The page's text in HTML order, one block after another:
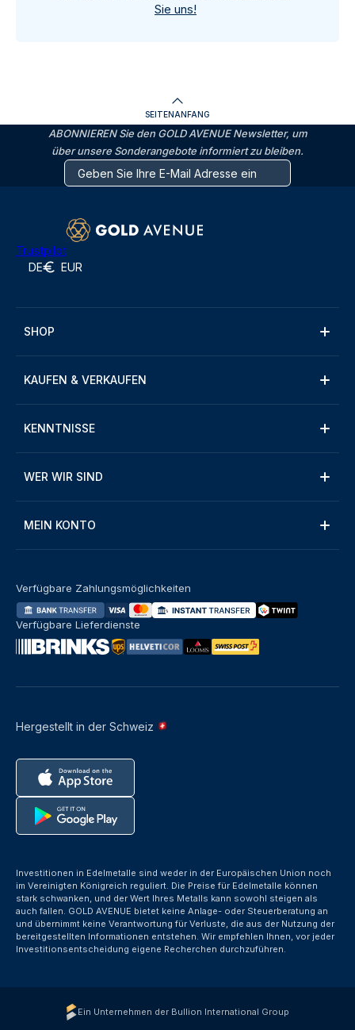
Sie uns!
SEITENANFANG
ABONNIEREN Sie den GOLD AVENUE Newsletter, um
über unsere Sonderangebote informiert zu bleiben.
Trustpilot
DE EUR
SHOP
KAUFEN & VERKAUFEN
KENNTNISSE
WER WIR SIND
MEIN KONTO
Hergestellt in der Schweiz
Verfügbare Zahlungsmöglichkeiten
Verfügbare Lieferdienste
Investitionen in Edelmetalle sind weder in der Europäischen Union noch
im Vereinigten Königreich reguliert. Die Preise für Edelmetalle können
stark schwanken, und der Wert Ihres Metalls kann sowohl steigen als
auch fallen. GOLD AVENUE bietet keine Anlage- oder Steuerberatung an
und übernimmt keine Verantwortung für Verluste, die aus der Nutzung der
bereitgestellten Informationen entstehen. Wir empfehlen Ihnen, vor jeder
Investitionsentscheidung eigene Recherchen durchzuführen.
Ein Unternehmen der Bullion International Group